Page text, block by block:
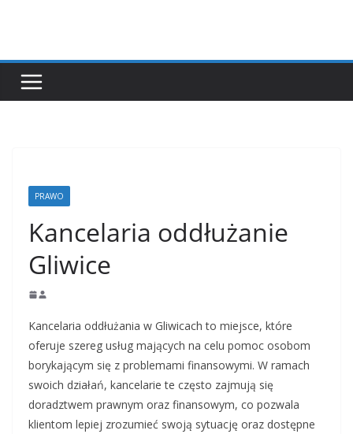
PRAWO
Kancelaria oddłużanie
Gliwice
Kancelaria oddłużania w Gliwicach to miejsce, które
oferuje szereg usług mających na celu pomoc osobom
borykającym się z problemami finansowymi. W ramach
swoich działań, kancelarie te często zajmują się
doradztwem prawnym oraz finansowym, co pozwala
klientom lepiej zrozumieć swoją sytuację oraz dostępne